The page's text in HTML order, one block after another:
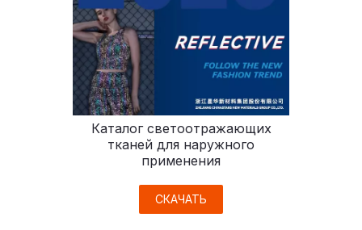
Каталог светоотражающих
тканей для наружного
применения
СКАЧАТЬ